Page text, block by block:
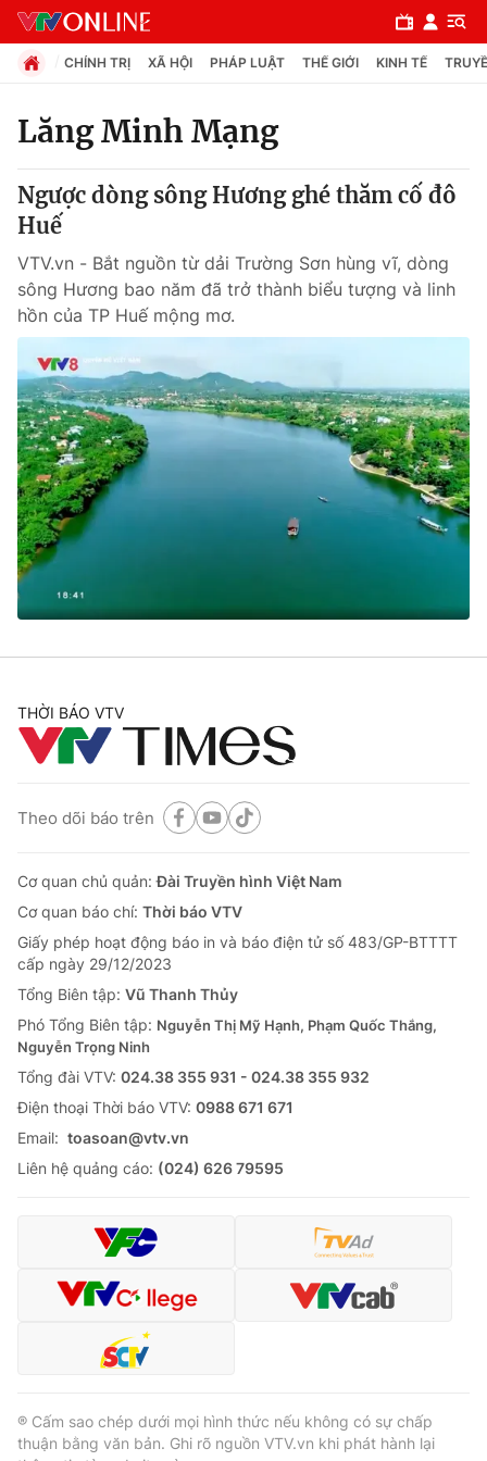
Chuyên mục
Chính trị
Xã hội
Pháp luật
Y tế
Thế giới
Tin tức
Thế giới đó đây
Câu chuyện quốc tế
Kinh tế
Tài chính
Thị trường
Góc doanh nghiệp
Dữ liệu và đời sống
Truyền hình
Phim VTV
Hậu trường
Giải sao mai
Giải trí
Điện ảnh
Âm nhạc
Du lịch
Làm đẹp
Chất lượng cuộc sống
Tuyển sinh
Học trực tuyến
Công nghệ
Hitech Công nghệ tương lai
Sản phẩm
Thị trường
Tư vấn
Giao lưu trực tuyến
Lịch phát sóng
Chuyên mục khác
Emagazine Podcast
Video Shorts video
VTV Money
VTV Sức khoẻ Bất động sản
CHÍNH TRỊ XÃ HỘI PHÁP LUẬT THẾ GIỚI KINH TẾ
Lăng Minh Mạng
Ngược dòng sông Hương ghé thăm cố đô
Huế
VTV.vn - Bắt nguồn từ dải Trường Sơn hùng vĩ, dòng
sông Hương bao năm đã trở thành biểu tượng và linh
hồn của TP Huế mộng mơ.
THỜI BÁO VTV
Theo dõi báo trên
Cơ quan chủ quản:Đài Truyền hình Việt Nam
Cơ quan báo chí: Thời báo VTV
Giấy phép hoạt động báo in và báo điện tử số 483/GP-BTTTT
cấp ngày 29/12/2023
Tổng Biên tập: Vũ Thanh Thủy
Phó Tổng Biên tập: Nguyễn Thị Mỹ Hạnh, Phạm Quốc Thắng,
Nguyễn Trọng Ninh
Tổng đài VTV: 024.38 355 931 - 024.38 355 932
Ðiện thoại Thời báo VTV: 0988 671 671
Email: toasoan@vtv.vn
Liên hệ quảng cáo: (024) 626 79595
® Cấm sao chép dưới mọi hình thức nếu không có sự chấp
thuận bằng văn bản. Ghi rõ nguồn VTV.vn khi phát hành lại